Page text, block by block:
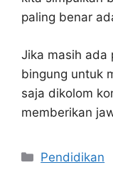
paling benar
Jika masih ada
bingung untuk
saja dikolom
memberikan
Kategori
Pendidikan